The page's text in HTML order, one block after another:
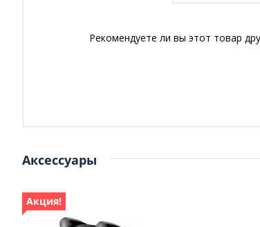
Рекомендуете ли вы этот товар
Аксессуары
Акция!